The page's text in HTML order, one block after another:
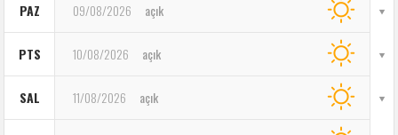
PAZ 09/08/2026 açık
PTS 10/08/2026 açık
SAL 11/08/2026 açık